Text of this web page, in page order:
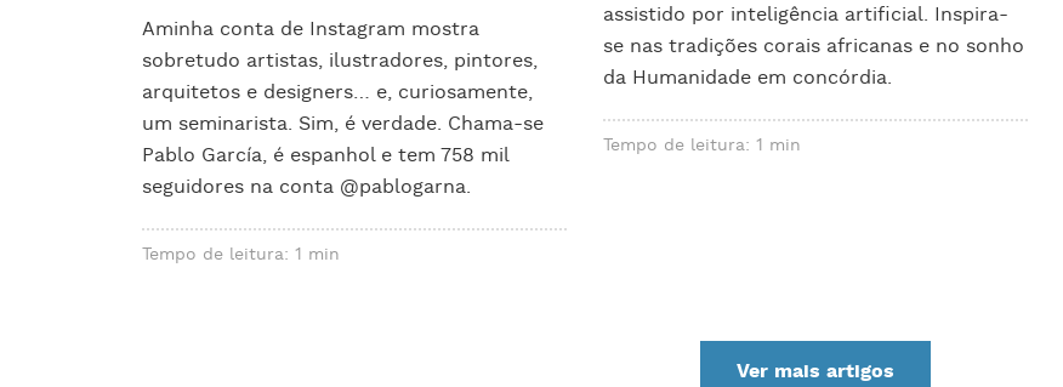
Aminha conta de Instagram mostra
sobretudo artistas, ilustradores, pintores,
arquitetos e designers… e, curiosamente,
um seminarista. Sim, é verdade. Chama-se
Pablo García, é espanhol e tem 758 mil
seguidores na conta @pablogarna.
Tempo de leitura: 1 min
assistido por inteligência artificial. Inspira-
se nas tradições corais africanas e no sonho
da Humanidade em concórdia.
Tempo de leitura: 1 min
Ver mais artigos